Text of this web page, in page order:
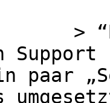
Support
paar